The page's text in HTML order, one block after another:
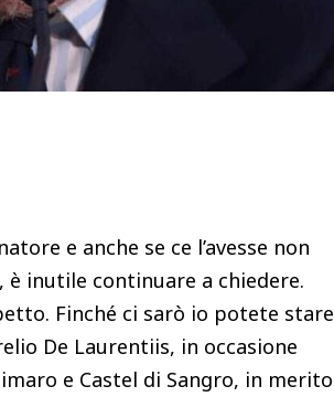
e anche se ce l’avesse non
inutile continuare a chiedere.
Finché ci sarò io potete stare
De Laurentiis, in occasione
e Castel di Sangro, in merito